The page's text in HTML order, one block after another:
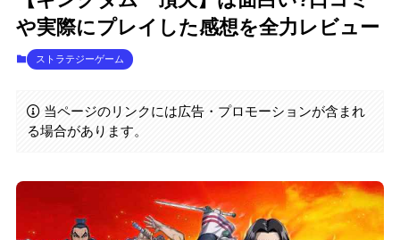
や実際にプレイした感想を全力レビュー
ストラテジーゲーム
当ページのリンクには広告・プロモーションが含まれ
る場合があります。